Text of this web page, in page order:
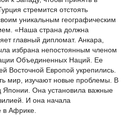
стремится отстоять
уникальным географическим
«Наша страна должна
главный дипломат. Анкара,
избрана непостоянным членом
Объединенных Наций. Ее
Восточной Европой укрепились.
мир, изучают новые проблемы. В
Японии. Она установила важные
И она начала
в Африке.